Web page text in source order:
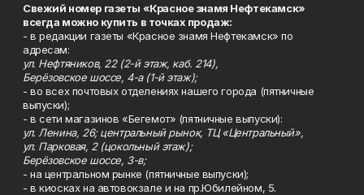
Свежий номер газеты «Красное знамя Нефтекамск»
всегда можно купить в точках продаж:
- в редакции газеты «Красное знамя Нефтекамск» по
адресам:
ул. Нефтяников, 22 (2-й этаж, каб. 214),
Берёзовское шоссе, 4-а (1-й этаж);
- во всех почтовых отделениях нашего города (пятничные
выпуски);
- в сети магазинов «Бегемот» (пятничные выпуски):
ул. Ленина, 26; центральный рынок, ТЦ «Центральный»,
ул. Парковая, 2 (цокольный этаж);
Берёзовское шоссе, 3-в;
- на центральном рынке (пятничные выпуски);
- в киосках на автовокзале и на пр.Юбилейном, 5.